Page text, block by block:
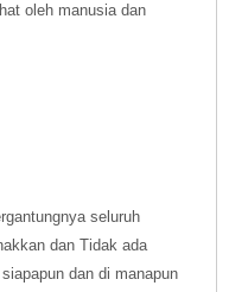
oleh manusia dan
seluruh
dan Tidak ada
dan di manapun